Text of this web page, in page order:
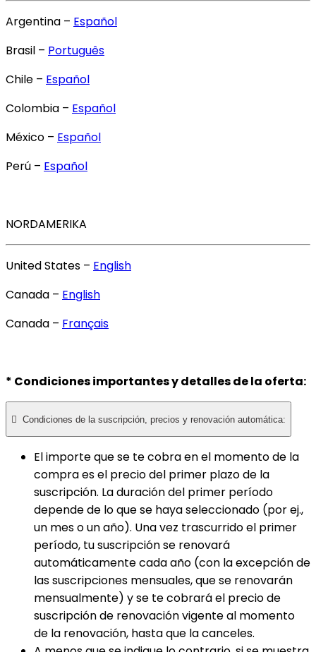
Argentina – Español
Brasil – Português
Chile – Español
Colombia – Español
México – Español
Perú – Español
NORDAMERIKA
United States – English
Canada – English
Canada – Français
* Condiciones importantes y detalles de la oferta:
 Condiciones de la suscripción, precios y renovación automática:
El importe que se te cobra en el momento de la
compra es el precio del primer plazo de la
suscripción. La duración del primer período
depende de lo que se haya seleccionado (por ej.,
un mes o un año). Una vez trascurrido el primer
período, tu suscripción se renovará
automáticamente cada año (con la excepción de
las suscripciones mensuales, que se renovarán
mensualmente) y se te cobrará el precio de
suscripción de renovación vigente al momento
de la renovación, hasta que la canceles.